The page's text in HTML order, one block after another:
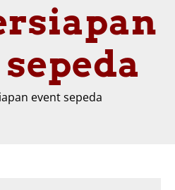
event sepeda